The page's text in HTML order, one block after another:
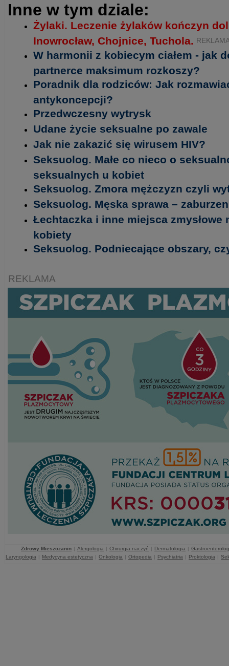
Inne w tym dziale:
Żylaki. Leczenie żylaków kończyn
Inowrocław, Chojnice, Tuchola.
W harmonii z kobiecym ciałem - jak
partnerce maksimum rozkoszy?
Poradnik dla rodziców: Jak
antykoncepcji?
Przedwczesny wytrysk
Udane życie seksualne po zawale
Jak nie zakazić się wirusem HIV?
Seksuolog. Małe co nieco o
seksualnych u kobiet
Seksuolog. Zmora mężczyzn czyli
Seksuolog. Męska sprawa –
Łechtaczka i inne miejsca zmysłowe
kobiety
Seksuolog. Podniecające obszary,
REKLAMA
Zdrowy Mieszczanin | Alergologia | Chirurgia naczyń | Dermatologia |
Laryngologia | Medycyna estetyczna | Onkologia | Ortopedia | Psychiatria | Proktologia |